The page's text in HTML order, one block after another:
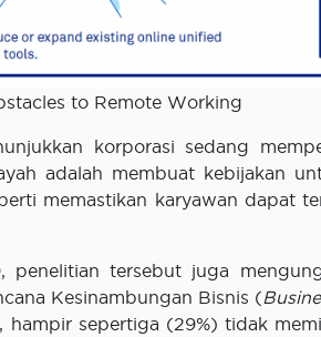
to Remote Working
korporasi sedang
adalah membuat kebijakan
memastikan karyawan dapat
penelitian tersebut juga
Kesinambungan Bisnis (
hampir sepertiga (29%) tidak